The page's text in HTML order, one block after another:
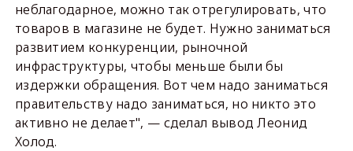
неблагодарное, можно так отрегулировать, что
товаров в магазине не будет. Нужно заниматься
развитием конкуренции, рыночной
инфраструктуры, чтобы меньше были бы
издержки обращения. Вот чем надо заниматься
правительству надо заниматься, но никто это
активно не делает", — сделал вывод Леонид
Холод.